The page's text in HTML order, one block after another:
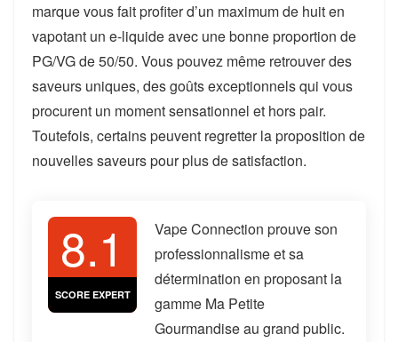
marque vous fait profiter d’un maximum de huit en
vapotant un e-liquide avec une bonne proportion de
PG/VG de 50/50. Vous pouvez même retrouver des
saveurs uniques, des goûts exceptionnels qui vous
procurent un moment sensationnel et hors pair.
Toutefois, certains peuvent regretter la proposition de
nouvelles saveurs pour plus de satisfaction.
8.1
SCORE EXPERT
Vape Connection prouve son
professionnalisme et sa
détermination en proposant la
gamme Ma Petite
Gourmandise au grand public.